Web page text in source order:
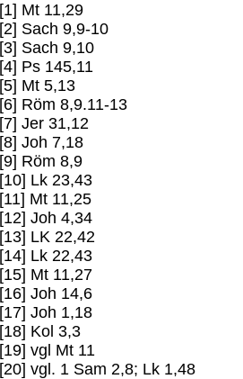
[1] Mt 11,29
[2] Sach 9,9-10
[3] Sach 9,10
[4] Ps 145,11
[5] Mt 5,13
[6] Röm 8,9.11-13
[7] Jer 31,12
[8] Joh 7,18
[9] Röm 8,9
[10] Lk 23,43
[11] Mt 11,25
[12] Joh 4,34
[13] LK 22,42
[14] Lk 22,43
[15] Mt 11,27
[16] Joh 14,6
[17] Joh 1,18
[18] Kol 3,3
[19] vgl Mt 11
[20] vgl. 1 Sam 2,8; Lk 1,48